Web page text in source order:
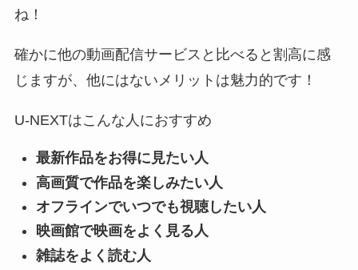
ね！
確かに他の動画配信サービスと比べると割高に感
じますが、他にはないメリットは魅力的です！
U-NEXTはこんな人におすすめ
最新作品をお得に見たい人
高画質で作品を楽しみたい人
オフラインでいつでも視聴したい人
映画館で映画をよく見る人
雑誌をよく読む人